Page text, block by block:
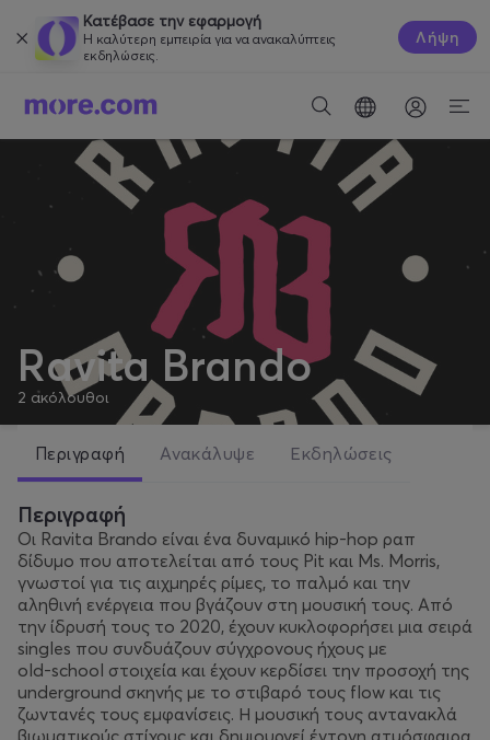
Κατέβασε την εφαρμογή
Η καλύτερη εμπειρία για να ανακαλύπτεις
εκδηλώσεις.
Λήψη
Ravita Brando
2 ακόλουθοι
Περιγραφή Ανακάλυψε Εκδηλώσεις
Περιγραφή
Οι Ravita Brando είναι ένα δυναμικό hip‑hop ραπ
δίδυμο που αποτελείται από τους Pit και Ms. Morris,
γνωστοί για τις αιχμηρές ρίμες, το παλμό και την
αληθινή ενέργεια που βγάζουν στη μουσική τους. Από
την ίδρυσή τους το 2020, έχουν κυκλοφορήσει μια σειρά
singles που συνδυάζουν σύγχρονους ήχους με
old‑school στοιχεία και έχουν κερδίσει την προσοχή της
underground σκηνής με το στιβαρό τους flow και τις
ζωντανές τους εμφανίσεις. Η μουσική τους αντανακλά
βιωματικούς στίχους και δημιουργεί έντονη ατμόσφαιρα